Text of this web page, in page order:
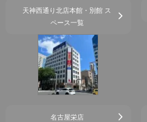
天神西通り北店本館・別館 ス
ペース一覧
名古屋栄店